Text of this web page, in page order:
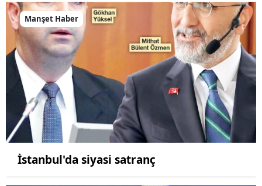
Manşet Haber
İstanbul'da siyasi satranç